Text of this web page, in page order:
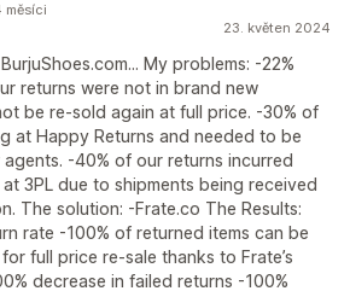
23. květen 2024
My problems: -22%
returns were not in brand new
be re-sold again at full price. -30% of
at Happy Returns and needed to be
-40% of our returns incurred
3PL due to shipments being received
The solution: -Frate.co The Results:
rate -100% of returned items can be
full price re-sale thanks to Frate’s
decrease in failed returns -100%
měsíci